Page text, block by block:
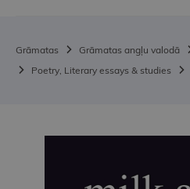
Grāmatas Grāmatas angļu valodā
Poetry, Literary essays & studies